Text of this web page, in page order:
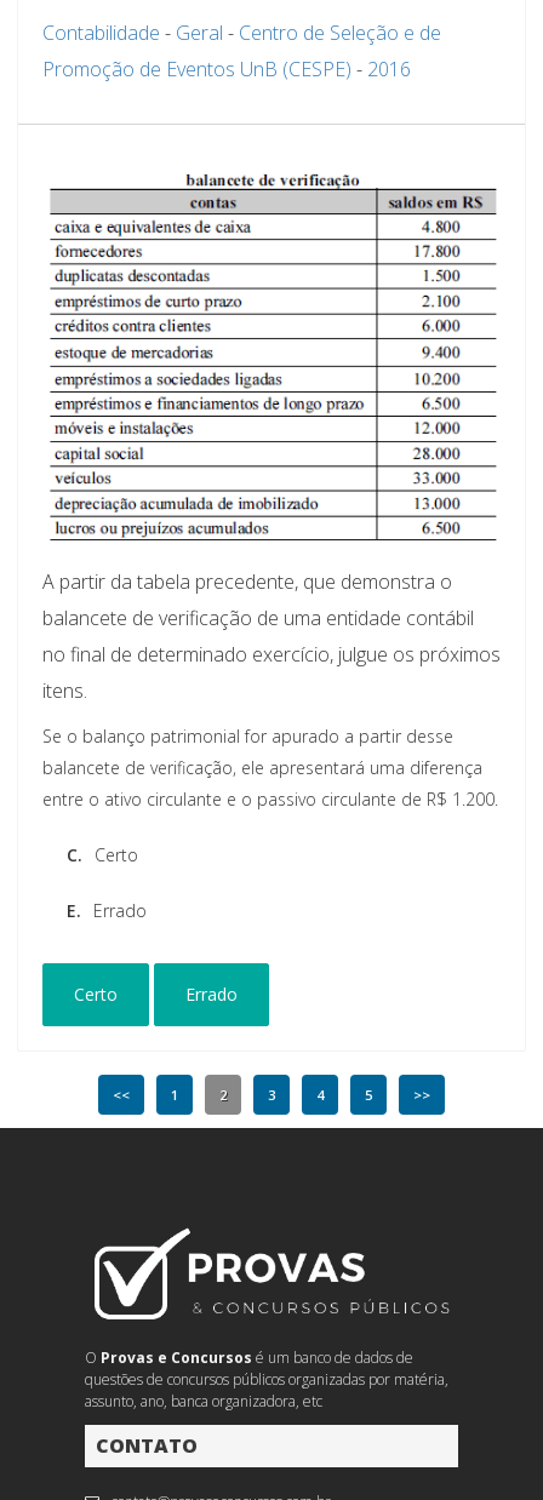
Contabilidade - Geral - Centro de Seleção e de
Promoção de Eventos UnB (CESPE) - 2016
A partir da tabela precedente, que demonstra o
balancete de verificação de uma entidade contábil
no final de determinado exercício, julgue os próximos
itens.
Se o balanço patrimonial for apurado a partir desse
balancete de verificação, ele apresentará uma diferença
entre o ativo circulante e o passivo circulante de R$ 1.200.
C. Certo
E. Errado
Certo Errado
<< 1 2 3 4 5 >>
O Provas e Concursos é um banco de dados de
questões de concursos públicos organizadas por matéria,
assunto, ano, banca organizadora, etc
CONTATO